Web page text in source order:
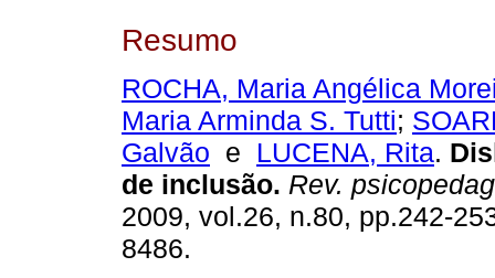
Resumo
ROCHA, Maria Angélica
Maria Arminda S. Tutti;
Galvão e LUCENA, Rita.
de inclusão. Rev.
2009, vol.26, n.80, pp.242-
8486.